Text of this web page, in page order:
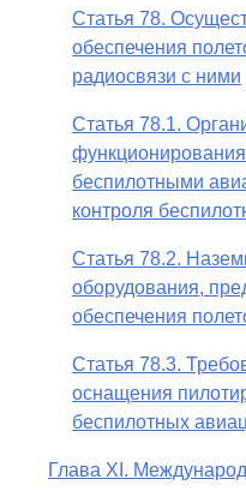
Статья 78.
обеспечения
радиосвязи с ними
Статья 78.1.
беспилотными
контроля
Статья 78.2.
оборудования,
обеспечения
Статья 78.3.
оснащения
беспилотных
Глава XI.